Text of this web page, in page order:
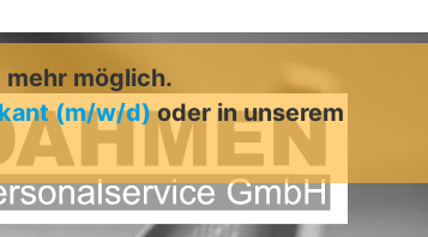
möglich.
(m/w/d) oder in unserem